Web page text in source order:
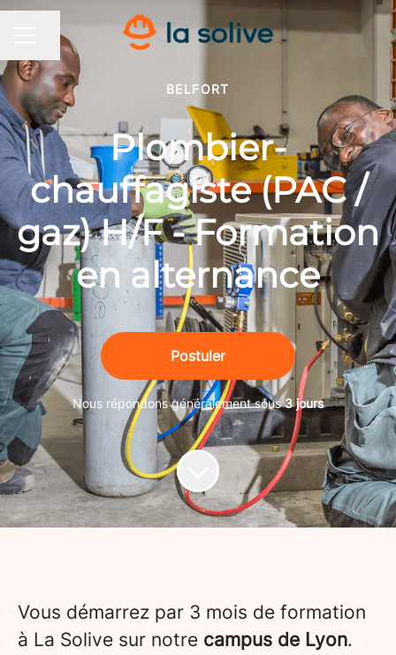
MENU CARRIÈRE
Partager la page
BELFORT
Plombier-
chauffagiste (PAC /
gaz) H/F - Formation
en alternance
Postuler
Nous répondons généralement sous3 jours
Vous démarrez par 3 mois de formation
à La Solive sur notre campus de Lyon.